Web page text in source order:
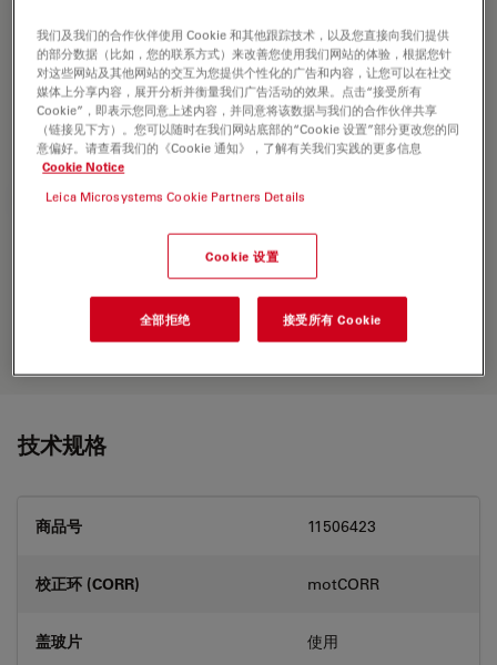
Microscope Objective HC PL APO 40x/1,25
GLYC motCORR CS2
索取报价
Discover the perfect solution. Explore
ourObjective Finder, compare
alternatives, and find the best fit for
your needs.
技术规格
商品号 11506423
校正环 (CORR) motCORR
盖玻片 使用
我们及我们的合作伙伴使用 Cookie 和其他跟踪技术，以及您直接向我们提供
的部分数据（比如，您的联系方式）来改善您使用我们网站的体验，根据您针
对这些网站及其他网站的交互为您提供个性化的广告和内容，让您可以在社交
媒体上分享内容，展开分析并衡量我们广告活动的效果。点击“接受所有
Cookie”，即表示您同意上述内容，并同意将该数据与我们的合作伙伴共享
（链接见下方）。您可以随时在我们网站底部的“Cookie 设置”部分更改您的同
意偏好。请查看我们的《Cookie 通知》，了解有关我们实践的更多信息
Cookie Notice
Leica Microsystems Cookie Partners Details
Cookie 设置
全部拒绝 接受所有 Cookie